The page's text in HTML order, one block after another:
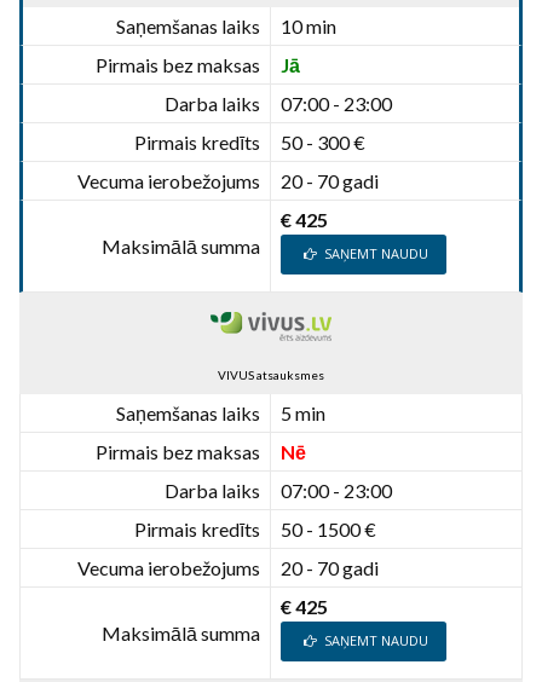
Saņemšanas laiks
10 min
Pirmais bez maksas
Jā
Darba laiks
07:00 - 23:00
Pirmais kredīts
50 - 300 €
Vecuma ierobežojums
20 - 70 gadi
Maksimālā summa
€ 425
SAŅEMT NAUDU
VIVUS atsauksmes
Saņemšanas laiks
5 min
Pirmais bez maksas
Nē
Darba laiks
07:00 - 23:00
Pirmais kredīts
50 - 1500 €
Vecuma ierobežojums
20 - 70 gadi
Maksimālā summa
€ 425
SAŅEMT NAUDU